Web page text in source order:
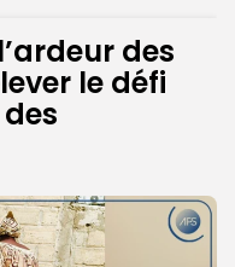
des
le défi